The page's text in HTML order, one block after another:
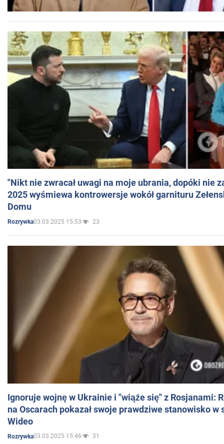
"Nikt nie zwracał uwagi na moje ubrania, dopóki nie
2025 wyśmiewa kontrowersje wokół garnituru
Domu
Rozrywka03.03.2025 15:53 23
Ignoruje wojnę w Ukrainie i "wiąże się" z Rosjanami:
na Oscarach pokazał swoje prawdziwe stanowisko w
Wideo
Rozrywka03.03.2025 15:46 31